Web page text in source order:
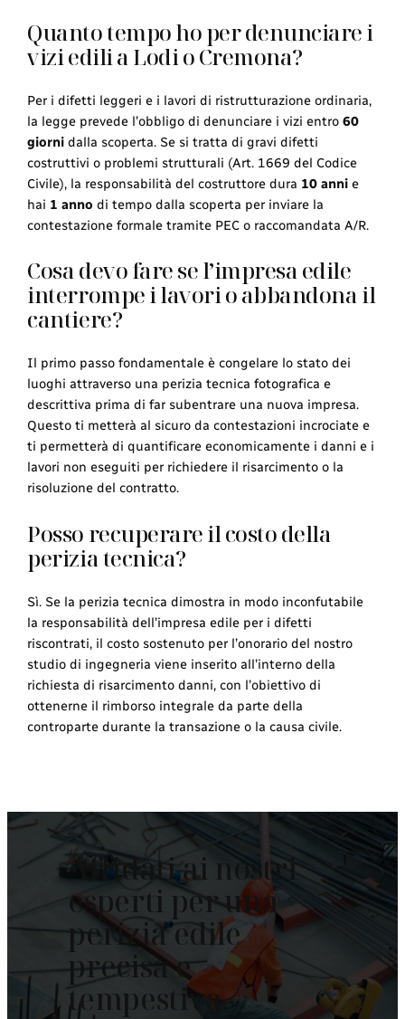
Quanto tempo ho per denunciare i
vizi edili a Lodi o Cremona?
Per i difetti leggeri e i lavori di ristrutturazione ordinaria,
la legge prevede l’obbligo di denunciare i vizi entro60
giorni dalla scoperta. Se si tratta di gravi difetti
costruttivi o problemi strutturali (Art. 1669 del Codice
Civile), la responsabilità del costruttore dura 10 anni e
hai 1 anno di tempo dalla scoperta per inviare la
contestazione formale tramite PEC o raccomandata A/R.
Cosa devo fare se l’impresa edile
interrompe i lavori o abbandona il
cantiere?
Il primo passo fondamentale è congelare lo stato dei
luoghi attraverso una perizia tecnica fotografica e
descrittiva prima di far subentrare una nuova impresa.
Questo ti metterà al sicuro da contestazioni incrociate e
ti permetterà di quantificare economicamente i danni e i
lavori non eseguiti per richiedere il risarcimento o la
risoluzione del contratto.
Posso recuperare il costo della
perizia tecnica?
Sì. Se la perizia tecnica dimostra in modo inconfutabile
la responsabilità dell’impresa edile per i difetti
riscontrati, il costo sostenuto per l’onorario del nostro
studio di ingegneria viene inserito all’interno della
richiesta di risarcimento danni, con l’obiettivo di
ottenerne il rimborso integrale da parte della
controparte durante la transazione o la causa civile.
Affidati ai nostri
esperti per una
perizia edile
precisa e
tempestiva.